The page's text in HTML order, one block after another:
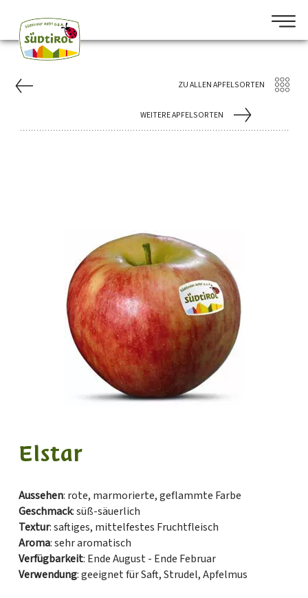
ZU ALLEN APFELSORTEN
WEITERE APFELSORTEN
Elstar
Aussehen: rote, marmorierte, geflammte Farbe
Geschmack: süß-säuerlich
Textur: saftiges, mittelfestes Fruchtfleisch
Aroma: sehr aromatisch
Verfügbarkeit: Ende August - Ende Februar
Verwendung: geeignet für Saft, Strudel, Apfelmus